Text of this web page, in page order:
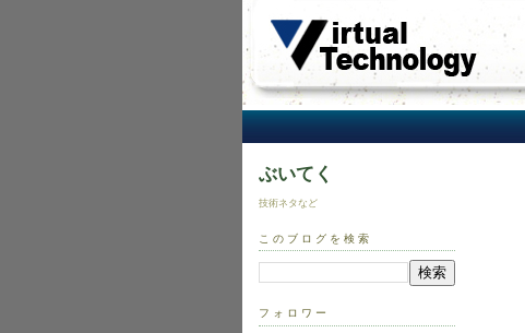
ぶいてく
技術ネタなど
このブログを検索
フォロワー